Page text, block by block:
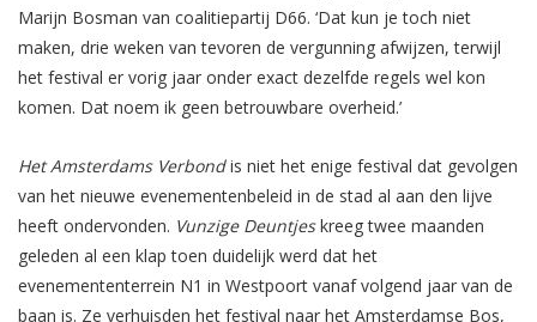
Marijn Bosman van coalitiepartij D66. ‘Dat kun je toch niet
maken, drie weken van tevoren de vergunning afwijzen, terwijl
het festival er vorig jaar onder exact dezelfde regels wel kon
komen. Dat noem ik geen betrouwbare overheid.’
Het Amsterdams Verbond is niet het enige festival dat gevolgen
van het nieuwe evenementenbeleid in de stad al aan den lijve
heeft ondervonden. Vunzige Deuntjes kreeg twee maanden
geleden al een klap toen duidelijk werd dat het
evenemententerrein N1 in Westpoort vanaf volgend jaar van de
baan is. Ze verhuisden het festival naar het Amsterdamse Bos,